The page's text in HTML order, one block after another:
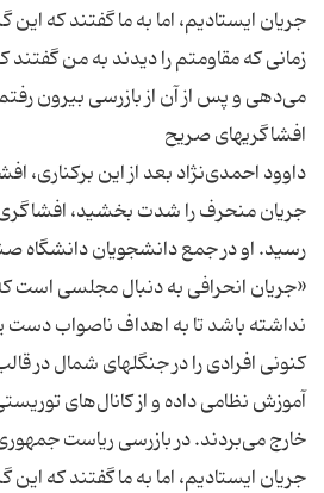
جریان ایستادیم، اما به ما گفتند که این
زمانی که مقاومتم را دیدند به من
داوود احمدی‌نژاد بعد از این برکناری،
جریان منحرف را شدت بخشید،
رسید. او در جمع دانشجویان دانشگاه
«جریان انحرافی به دنبال مجلسی است
نداشته باشد تا به اهداف ناصواب دست
کنونی افرادی را در جنگلهای شمال در
آموزش نظامی داده و از کانال‌های
خارج می‌بردند. در بازرسی ریاست
جریان ایستادیم، اما به ما گفتند که این